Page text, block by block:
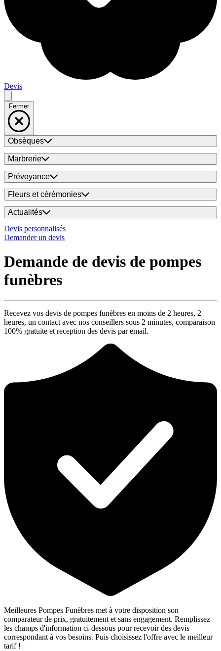
Devis
Fermer
Obsèques
Marbrerie
Prévoyance
Fleurs et cérémonies
Actualités
Devis personnalisés
Demander un devis
Demande de devis de pompes
funèbres
Recevez vos devis de pompes funèbres en moins de 2 heures, 2
heures, un contact avec nos conseillers sous 2 minutes, comparaison
100% gratuite et reception des devis par email.
Meilleures Pompes Funèbres met à votre disposition son
comparateur de prix, gratuitement et sans engagement. Remplissez
les champs d'information ci-dessous pour recevoir des devis
correspondant à vos besoins. Puis choisissez l'offre avec le meilleur
tarif !